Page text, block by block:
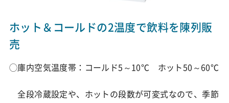
ホット＆コールドの2温度で飲料を陳列販
売
◯庫内空気温度帯：コールド5～10℃ ホット50～60℃
全段冷蔵設定や、ホットの段数が可変式なので、季節